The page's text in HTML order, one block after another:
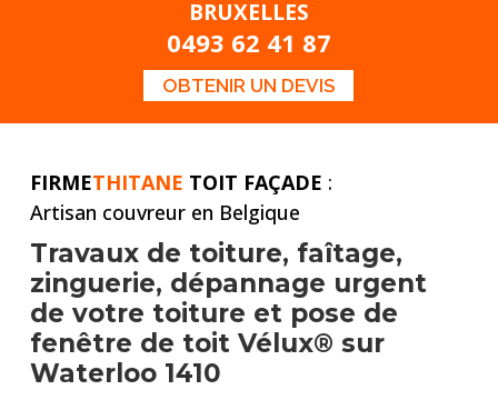
BRUXELLES
0493 62 41 87
OBTENIR UN DEVIS
FIRMETHITANE TOIT FAÇADE :
Artisan couvreur en Belgique
Travaux de toiture, faîtage,
zinguerie, dépannage urgent
de votre toiture et pose de
fenêtre de toit Vélux® sur
Waterloo 1410